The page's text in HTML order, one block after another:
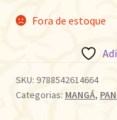
Fora de estoque
SKU: 9788542614664
Categorias: MANGÁ,